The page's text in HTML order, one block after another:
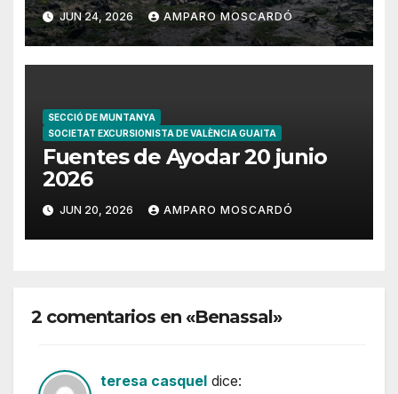
JUN 24, 2026 AMPARO MOSCARDÓ
SECCIÓ DE MUNTANYA
SOCIETAT EXCURSIONISTA DE VALÈNCIA GUAITA
Fuentes de Ayodar 20 junio
2026
JUN 20, 2026 AMPARO MOSCARDÓ
2 comentarios en «Benassal»
teresa casquel dice: